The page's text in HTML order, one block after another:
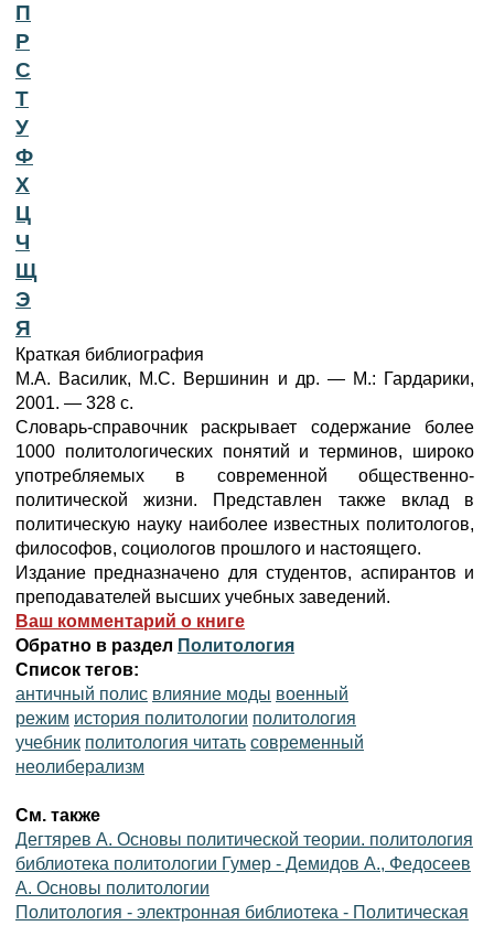
П
Р
С
Т
У
Ф
Х
Ц
Ч
Щ
Э
Я
Краткая библиография
М.А. Василик, М.С. Вершинин и др. — М.: Гардарики,
2001. — 328 с.
Словарь-справочник раскрывает содержание более
1000 политологических понятий и терминов, широко
употребляемых в современной общественно-
политической жизни. Представлен также вклад в
политическую науку наиболее известных политологов,
философов, социологов прошлого и настоящего.
Издание предназначено для студентов, аспирантов и
преподавателей высших учебных заведений.
Ваш комментарий о книге
Обратно в раздел Политология
Список тегов:
античный полис влияние моды военный
режим история политологии политология
учебник политология читать современный
неолиберализм
См. также
Дегтярев А. Основы политической теории. политология
библиотека политологии Гумер - Демидов А., Федосеев
А. Основы политологии
Политология - электронная библиотека - Политическая